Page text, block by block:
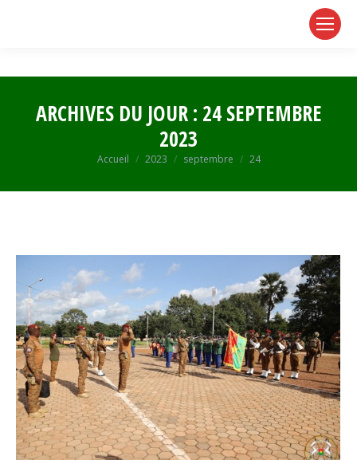
ARCHIVES DU JOUR : 24 SEPTEMBRE
2023
Vous êtes ici :
Accueil 2023 septembre 24